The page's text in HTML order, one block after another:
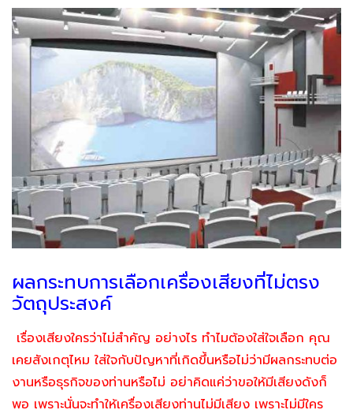
ผลกระทบการเลือกเครื่องเสียงที่ไม่ตรง
วัตถุประสงค์
เรื่องเสียงใครว่าไม่สำคัญ อย่างไร ทำไมต้องใส่ใจเลือก คุณ
เคยสังเกตุไหม ใส่ใจกับปัญหาที่เกิดขึ้นหรือไม่ว่ามีผลกระทบต่อ
งานหรือธุรกิจของท่านหรือไม่ อย่าคิดแค่ว่าขอให้มีเสียงดังก็
พอ เพราะนั่นจะทำให้เครื่องเสียงท่านไม่มีเสียง เพราะไม่มีใคร